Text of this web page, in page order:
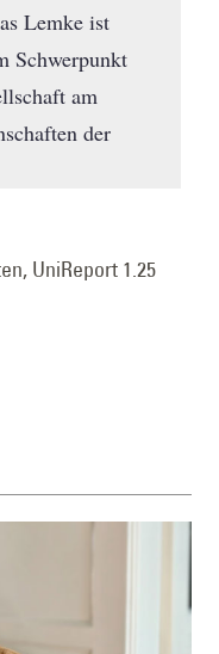
Lemke ist
Schwerpunkt
am
der
, UniReport 1.25